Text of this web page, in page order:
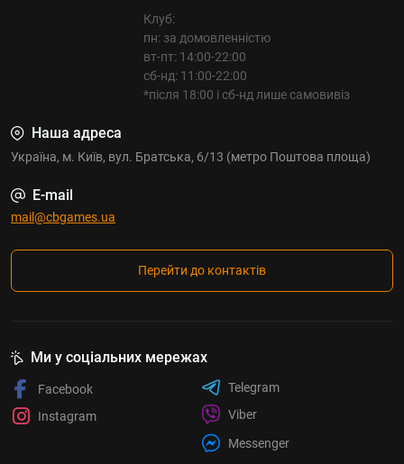
успішної роздачі. Слід лише доповнити такий
комплект - купити сукно для покеру і вечір удався.
Грайте на втіху і перемагайте разом з магазином
Shop Club Board Games (Shop
Клуб:
пн: за домовленністю
вт-пт: 14:00-22:00
сб-нд: 11:00-22:00
*після 18:00 і сб-нд лише самовивіз
Наша адреса
Україна, м. Київ, вул. Братська, 6/13 (метро Поштова площа)
E-mail
mail@cbgames.ua
Перейти до контактів
Ми у соціальних мережах
Facebook
Instagram
Telegram
Viber
Messenger